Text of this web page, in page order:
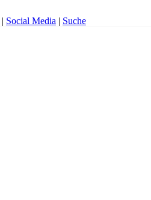
| Social Media | Suche